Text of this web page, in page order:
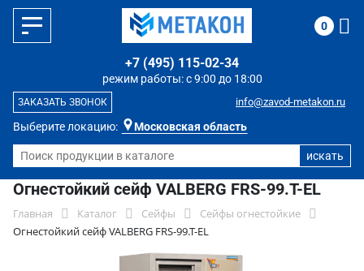
Выберите локацию: Московская область
режим работы: с 9:00 до 18:00
+7 (495) 115-02-34
info@zavod-metakon.ru
ЗАКАЗАТЬ ЗВОНОК
0
Огнестойкий сейф VALBERG FRS-99.T-EL
Главная Каталог Сейфы
Сейфы огнестойкие
Огнестойкий сейф VALBERG FRS-99.T-EL